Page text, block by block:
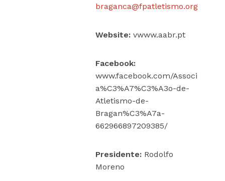
braganca@fpatletismo.org
Website:vwww.aabr.pt
Facebook:
www.facebook.com/Associ
a%C3%A7%C3%A3o-de-
Atletismo-de-
Bragan%C3%A7a-
662966897209385/
Presidente:Rodolfo
Moreno